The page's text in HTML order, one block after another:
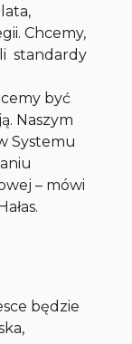
Chcemy,
standardy
być
Naszym
Systemu
– mówi
będzie